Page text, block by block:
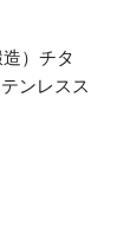
）チタ
ンレスス